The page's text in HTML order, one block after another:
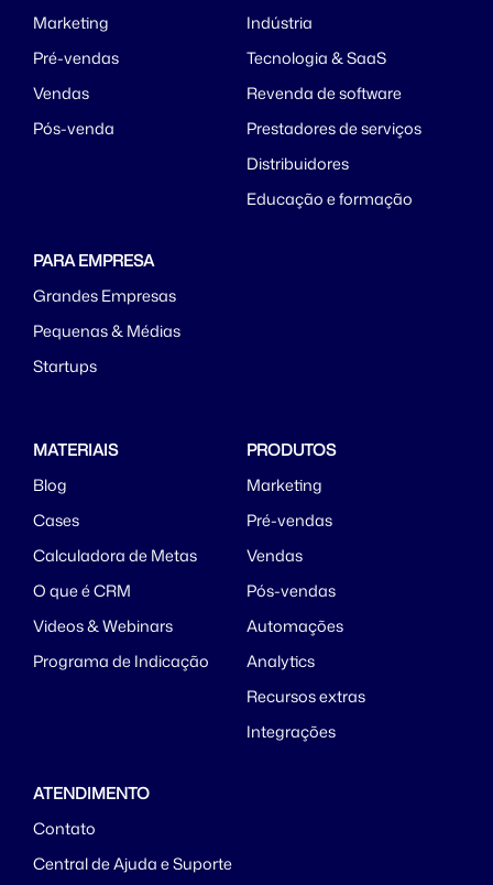
Marketing
Pré-vendas
Vendas
Pós-venda
Indústria
Tecnologia & SaaS
Revenda de software
Prestadores de serviços
Distribuidores
Educação e formação
PARA EMPRESA
Grandes Empresas
Pequenas & Médias
Startups
MATERIAIS
Blog
Cases
Calculadora de Metas
O que é CRM
Videos & Webinars
Programa de Indicação
PRODUTOS
Marketing
Pré-vendas
Vendas
Pós-vendas
Automações
Analytics
Recursos extras
Integrações
ATENDIMENTO
Contato
Central de Ajuda e Suporte